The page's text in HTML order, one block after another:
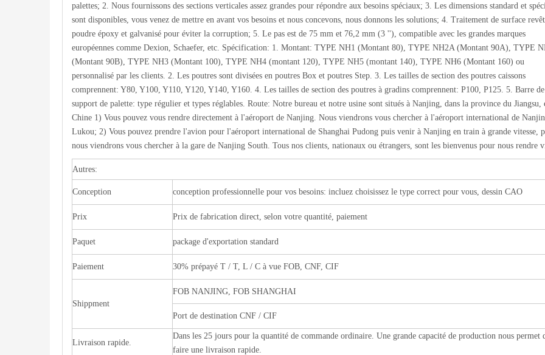
palettes; 2. Nous fournissons des sections verticales assez grandes pour répondre aux besoins spéciaux; 3. Les dimensions standard et
sont disponibles, vous venez de mettre en avant vos besoins et nous concevons, nous donnons les solutions; 4. Traitement de surface
poudre époxy et galvanisé pour éviter la corruption; 5. Le pas est de 75 mm et 76,2 mm (3 ''), compatible avec les grandes marques
européennes comme Dexion, Schaefer, etc. Spécification: 1. Montant: TYPE NH1 (Montant 80), TYPE NH2A (Montant 90A), TYPE
(Montant 90B), TYPE NH3 (Montant 100), TYPE NH4 (montant 120), TYPE NH5 (montant 140), TYPE NH6 (Montant 160) ou
personnalisé par les clients. 2. Les poutres sont divisées en poutres Box et poutres Step. 3. Les tailles de section des poutres caissons
comprennent: Y80, Y100, Y110, Y120, Y140, Y160. 4. Les tailles de section des poutres à gradins comprennent: P100, P125. 5. Barre de
support de palette: type régulier et types réglables. Route: Notre bureau et notre usine sont situés à Nanjing, dans la province du Jiangsu,
Chine 1) Vous pouvez vous rendre directement à l'aéroport de Nanjing. Nous viendrons vous chercher à l'aéroport international de
Lukou; 2) Vous pouvez prendre l'avion pour l'aéroport international de Shanghai Pudong puis venir à Nanjing en train à grande vitesse,
nous viendrons vous chercher à la gare de Nanjing South. Tous nos clients, nationaux ou étrangers, sont les bienvenus pour nous rendre
Autres:
Conception conception professionnelle pour vos besoins: incluez choisissez le type correct pour vous, dessin CAO
Prix Prix ​​de fabrication direct, selon votre quantité, paiement
Paquet package d'exportation standard
Paiement 30% prépayé T / T, L / C à vue FOB, CNF, CIF
Shippment
FOB NANJING, FOB SHANGHAI
Port de destination CNF / CIF
Livraison rapide.
Dans les 25 jours pour la quantité de commande ordinaire. Une grande capacité de production nous permet
faire une livraison rapide.